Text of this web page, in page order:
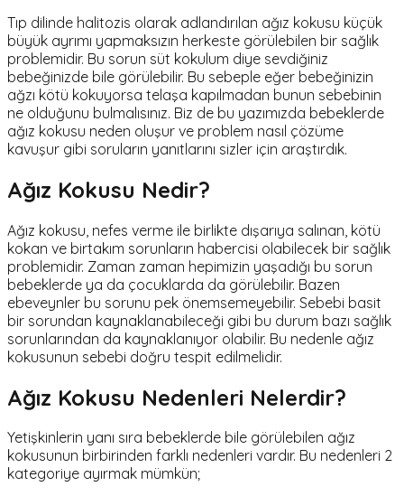
Tıp dilinde halitozis olarak adlandırılan ağız kokusu küçük
büyük ayrımı yapmaksızın herkeste görülebilen bir sağlık
problemidir. Bu sorun süt kokulum diye sevdiğiniz
bebeğinizde bile görülebilir. Bu sebeple eğer bebeğinizin
ağzı kötü kokuyorsa telaşa kapılmadan bunun sebebinin
ne olduğunu bulmalısınız. Biz de bu yazımızda bebeklerde
ağız kokusu neden oluşur ve problem nasıl çözüme
kavuşur gibi soruların yanıtlarını sizler için araştırdık.
Ağız Kokusu Nedir?
Ağız kokusu, nefes verme ile birlikte dışarıya salınan, kötü
kokan ve birtakım sorunların habercisi olabilecek bir sağlık
problemidir. Zaman zaman hepimizin yaşadığı bu sorun
bebeklerde ya da çocuklarda da görülebilir. Bazen
ebeveynler bu sorunu pek önemsemeyebilir. Sebebi basit
bir sorundan kaynaklanabileceği gibi bu durum bazı sağlık
sorunlarından da kaynaklanıyor olabilir. Bu nedenle ağız
kokusunun sebebi doğru tespit edilmelidir.
Ağız Kokusu Nedenleri Nelerdir?
Yetişkinlerin yanı sıra bebeklerde bile görülebilen ağız
kokusunun birbirinden farklı nedenleri vardır. Bu nedenleri 2
kategoriye ayırmak mümkün;